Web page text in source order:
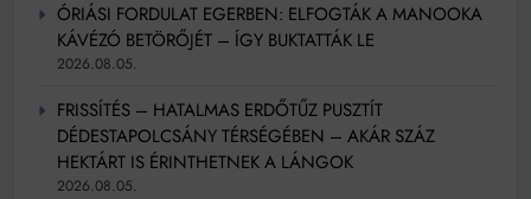
ÓRIÁSI FORDULAT EGERBEN: ELFOGTÁK A MANOOKA
KÁVÉZÓ BETÖRŐJÉT – ÍGY BUKTATTÁK LE
2026.08.05.
FRISSÍTÉS – HATALMAS ERDŐTŰZ PUSZTÍT
DÉDESTAPOLCSÁNY TÉRSÉGÉBEN – AKÁR SZÁZ
HEKTÁRT IS ÉRINTHETNEK A LÁNGOK
2026.08.05.